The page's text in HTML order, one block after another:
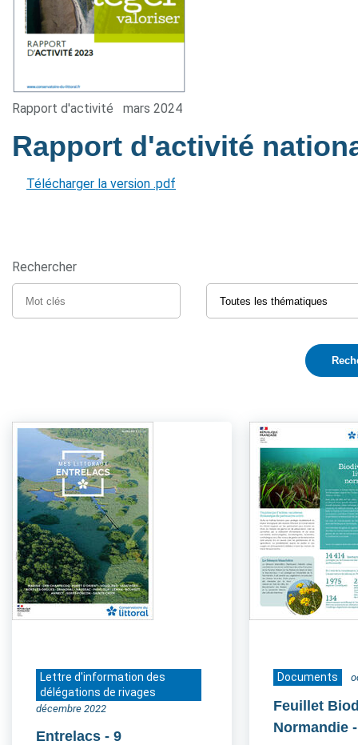
Rapport d'activité mars 2024
Rapport d'activité
Télécharger la version .pdf
Rechercher
Lettre d'information des
délégations de rivages
décembre 2022
Entrelacs - 9
Documents
Feuillet
Normandie